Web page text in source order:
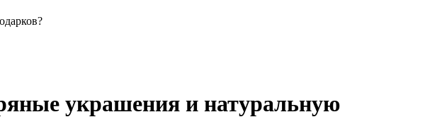
украшения и натуральную